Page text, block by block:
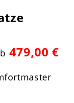
479,00 €